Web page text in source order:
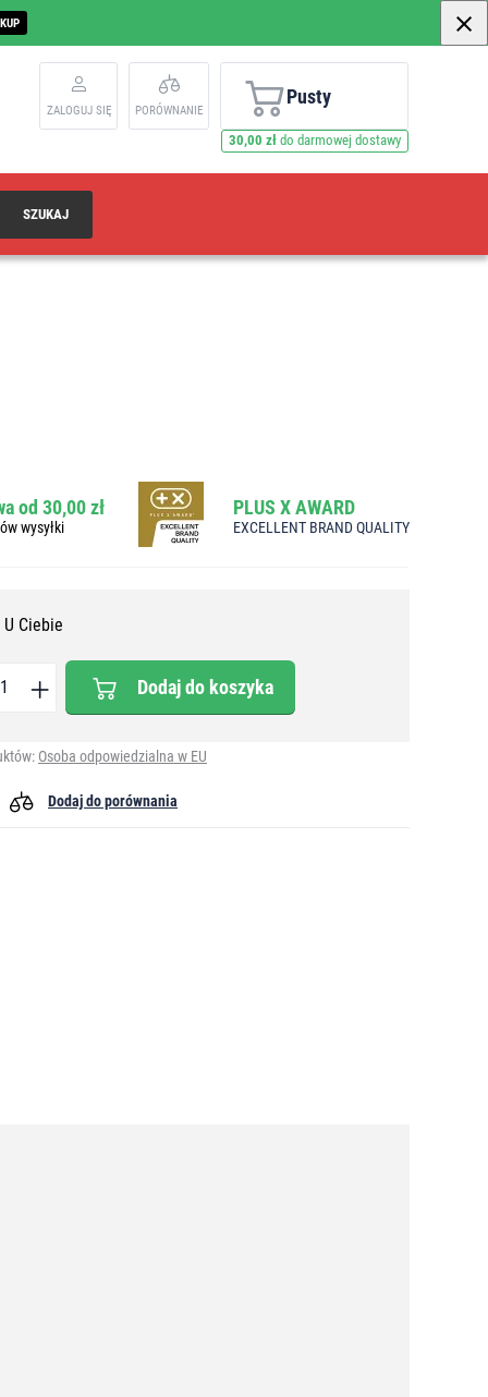
ZALOGUJ SIĘ PORÓWNANIE
Pusty
30,00 złdo darmowej dostawy
SZUKAJ
od 30,00 zł
wysyłki
PLUS X AWARD
EXCELLENT BRAND QUALITY
Ciebie
Dodaj do koszyka
Osoba odpowiedzialna w EU
Dodaj do porównania